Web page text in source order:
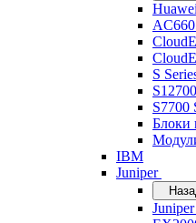
Huawei
S
S7700
Блоки
IBM
Juniper
Juniper